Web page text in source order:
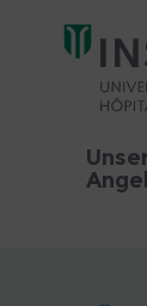
Unser